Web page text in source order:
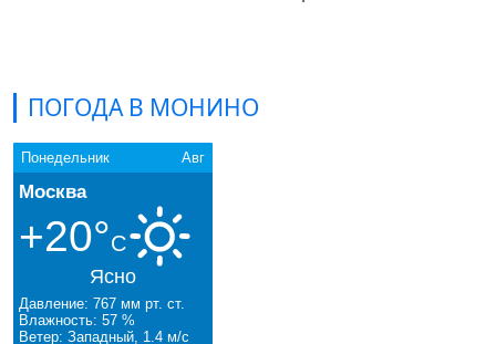
ПОГОДА В МОНИНО
Понедельник Авг
Москва
+20°C
Ясно
Давление: 767 мм рт. ст.
Влажность: 57 %
Ветер: Западный, 1.4 м/с